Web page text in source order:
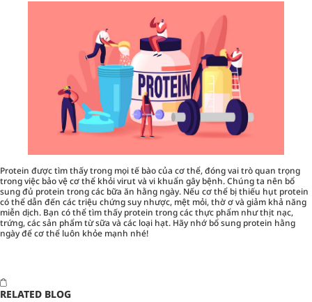
Protein được tìm thấy trong mọi tế bào của cơ thể, đóng vai trò quan trọng
trong việc bảo vệ cơ thể khỏi virut và vi khuẩn gây bệnh. Chúng ta nên bổ
sung đủ protein trong các bữa ăn hằng ngày. Nếu cơ thể bị thiếu hụt protein
có thể dẫn đến các triệu chứng suy nhược, mệt mỏi, thờ ơ và giảm khả năng
miễn dịch. Bạn có thể tìm thấy protein trong các thực phẩm như thịt nạc,
trứng, các sản phẩm từ sữa và các loại hạt. Hãy nhớ bổ sung protein hằng
ngày để cơ thể luôn khỏe mạnh nhé!
RELATED BLOG